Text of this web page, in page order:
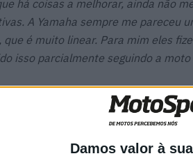
Damos valor à
há coisas a melhorar, ainda não
A Yamaha sempre me pareceu
é muito linear. Para mim eles
isso parcialmente seguindo a moto
Viñales?